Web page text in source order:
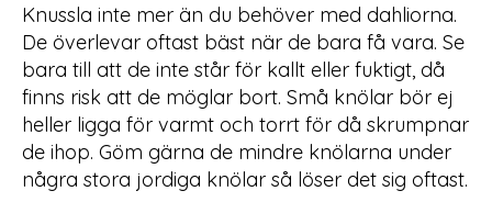
Knussla inte mer än du behöver med dahliorna.
De överlevar oftast bäst när de bara få vara. Se
bara till att de inte står för kallt eller fuktigt, då
finns risk att de möglar bort. Små knölar bör ej
heller ligga för varmt och torrt för då skrumpnar
de ihop. Göm gärna de mindre knölarna under
några stora jordiga knölar så löser det sig oftast.